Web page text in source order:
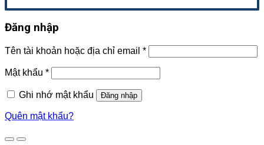
Đăng nhập
Tên tài khoản hoặc địa chỉ email *
Mật khẩu *
Ghi nhớ mật khẩu Đăng nhập
Quên mật khẩu?